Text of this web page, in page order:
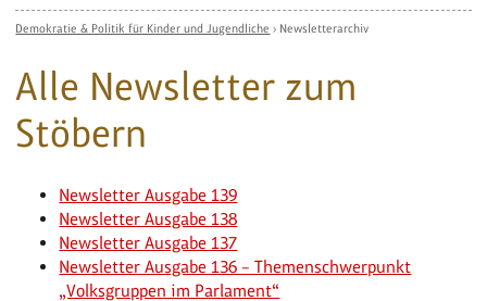
Demokratie & Politik für Kinder und Jugendliche › Newsletterarchiv
Alle Newsletter zum
Stöbern
Newsletter Ausgabe 139
Newsletter Ausgabe 138
Newsletter Ausgabe 137
Newsletter Ausgabe 136 – Themenschwerpunkt
„Volksgruppen im Parlament“